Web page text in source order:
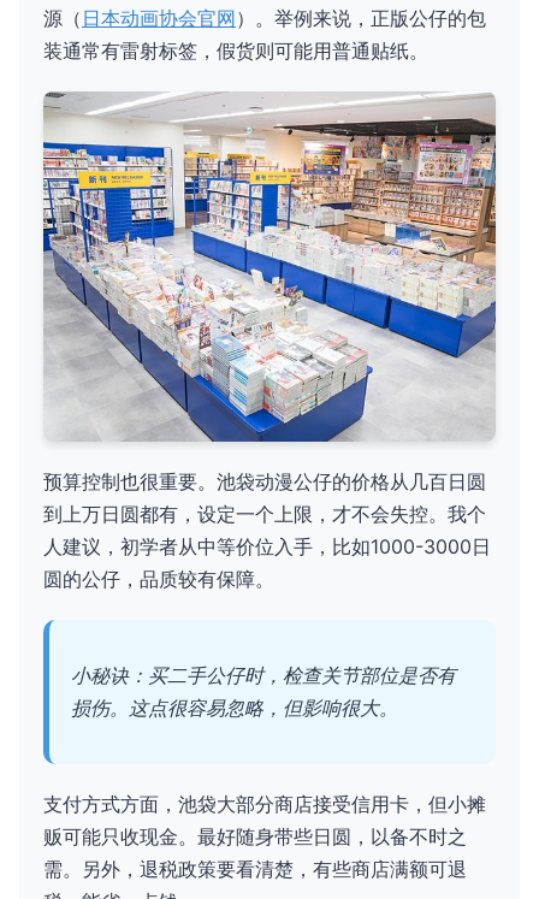
源（ 日本动画协会官网）。举例来说，正版公仔的包
装通常有雷射标签，假货则可能用普通贴纸。
预算控制也很重要。池袋动漫公仔的价格从几百日圆
到上万日圆都有，设定一个上限，才不会失控。我个
人建议，初学者从中等价位入手，比如1000-3000日
圆的公仔，品质较有保障。
小秘诀：买二手公仔时，检查关节部位是否有
损伤。这点很容易忽略，但影响很大。
支付方式方面，池袋大部分商店接受信用卡，但小摊
贩可能只收现金。最好随身带些日圆，以备不时之
需。另外，退税政策要看清楚，有些商店满额可退